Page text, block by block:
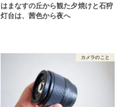
はまなすの丘から観た夕焼けと石狩
灯台は、茜色から夜へ
カメラのこと